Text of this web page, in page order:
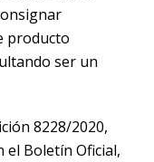
producto
ser un
8228/2020,
el Boletín Oficial,